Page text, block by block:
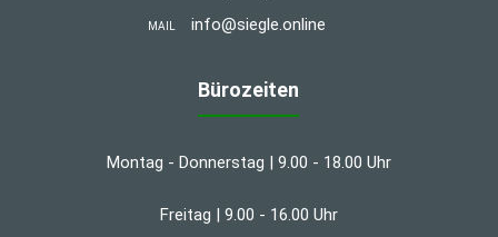
MAIL info@siegle.online
Bürozeiten
Montag - Donnerstag | 9.00 - 18.00 Uhr
Freitag | 9.00 - 16.00 Uhr